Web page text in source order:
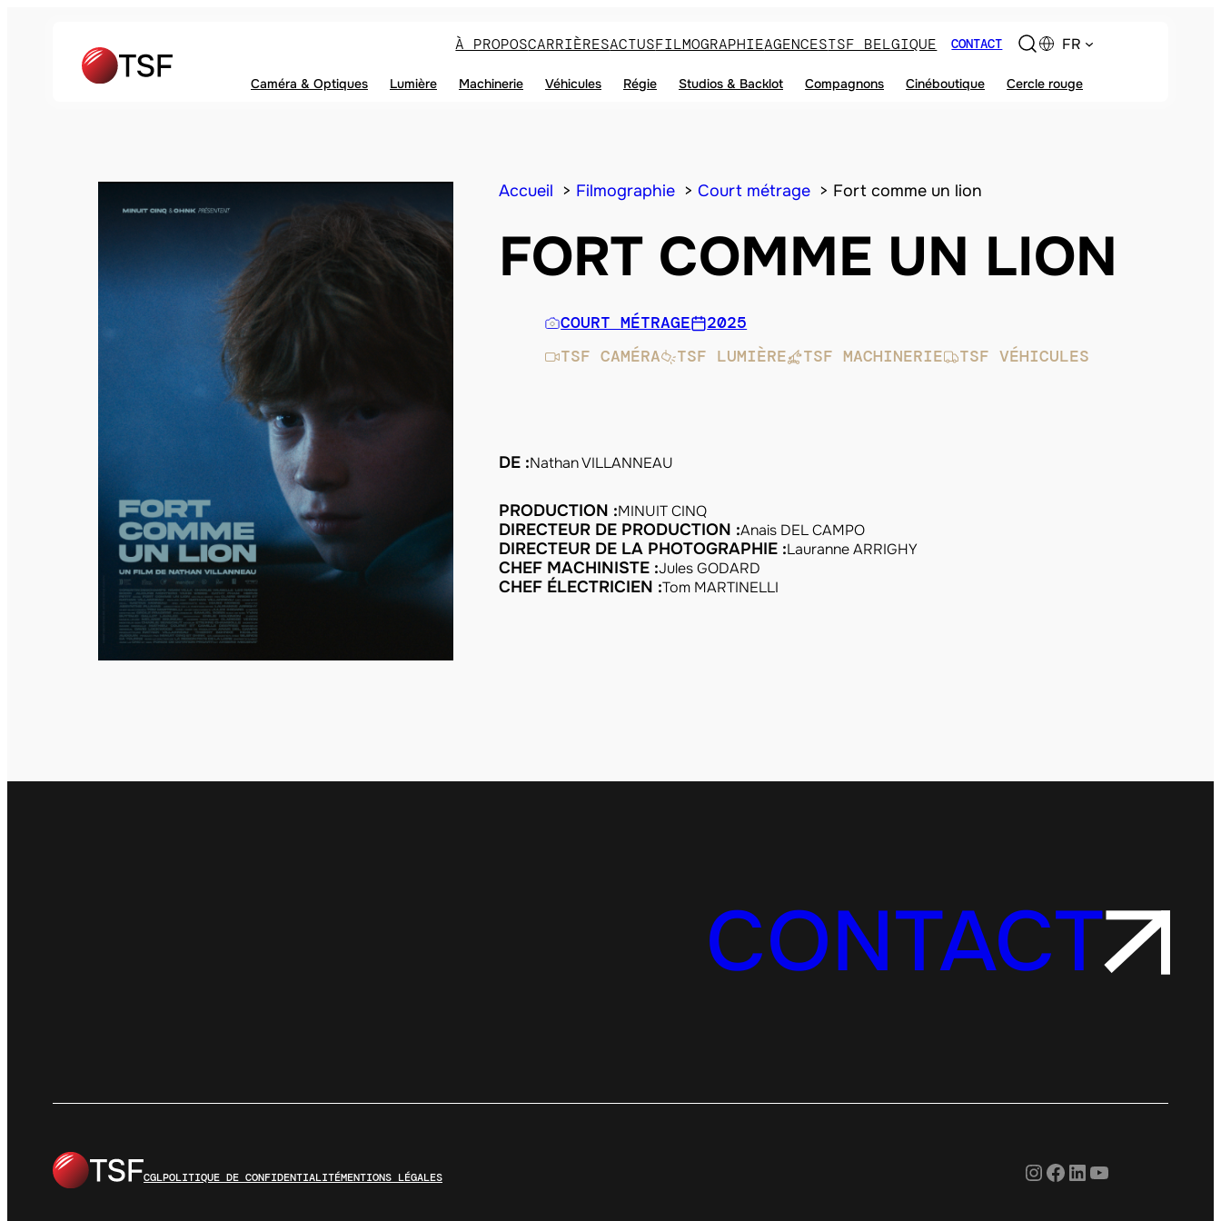
À PROPOSCARRIÈRESACTUSFILMOGRAPHIEAGENCESTSF BELGIQUE CONTACT FR
Caméra & Optiques Lumière Machinerie Véhicules Régie Studios & Backlot Compagnons Cinéboutique Cercle rouge
Accueil Filmographie Court métrage Fort comme un lion
FORT COMME UN LION
COURT MÉTRAGE
2025
TSF CAMÉRA
TSF LUMIÈRE TSF MACHINERIE TSF VÉHICULES
DE :Nathan VILLANNEAU
PRODUCTION :MINUIT CINQ
DIRECTEUR DE PRODUCTION :Anais DEL CAMPO
DIRECTEUR DE LA PHOTOGRAPHIE :Lauranne ARRIGHY
CHEF MACHINISTE :Jules GODARD
CHEF ÉLECTRICIEN :Tom MARTINELLI
CONTACT
CGLPOLITIQUE DE CONFIDENTIALITÉMENTIONS LÉGALES Instagram
Facebook
LinkedIn
YouTube